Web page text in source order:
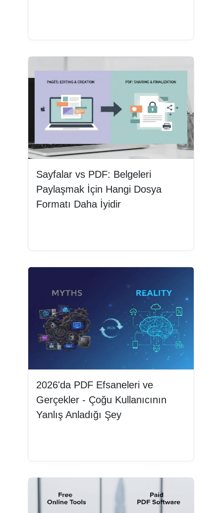
Sayfalar vs PDF: Belgeleri
Paylaşmak İçin Hangi Dosya
Formatı Daha İyidir
2026'da PDF Efsaneleri ve
Gerçekler - Çoğu Kullanıcının
Yanlış Anladığı Şey